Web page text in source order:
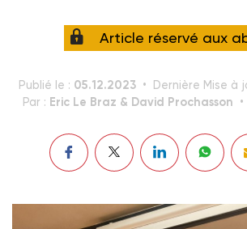
Article réservé aux
Publié le : 05.12.2023 Dernière Mise à
Par : Eric Le Braz & David Prochasson